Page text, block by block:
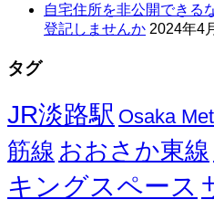
自宅住所を非公開できる
登記しませんか 2024年4
タグ
JR淡路駅 Osaka
筋線 おおさか東線
キングスペース